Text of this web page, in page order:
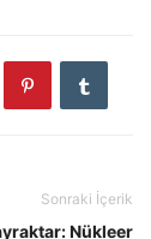
Sonraki İçerik
Nükleer